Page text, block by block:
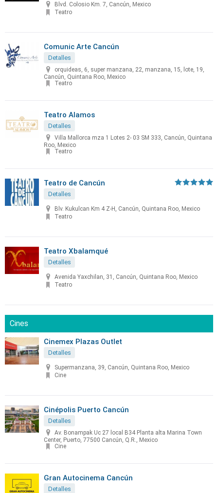
Blvd. Colosio Km. 7, Cancún, Mexico
Teatro
Comunic Arte Cancún
Detalles
orquideas, 6, super manzana, 22, manzana, 15, lote, 19,
Cancún, Quintana Roo, Mexico
Teatro
Teatro Alamos
Detalles
Villa Mallorca mza 1 Lotes 2- 03 SM 333, Cancún, Quintana
Roo, Mexico
Teatro
Teatro de Cancún
Detalles
Blv. Kukulcan Km 4 Z-H, Cancún, Quintana Roo, Mexico
Teatro
Teatro Xbalamqué
Detalles
Avenida Yaxchilan, 31, Cancún, Quintana Roo, Mexico
Teatro
Cines
Cinemex Plazas Outlet
Detalles
Supermanzana, 39, Cancún, Quintana Roo, Mexico
Cine
Cinépolis Puerto Cancún
Detalles
Av. Bonampak Uc 27 local B34 Planta alta Marina Town
Center, Puerto, 77500 Cancún, Q.R., Mexico
Cine
Gran Autocinema Cancún
Detalles